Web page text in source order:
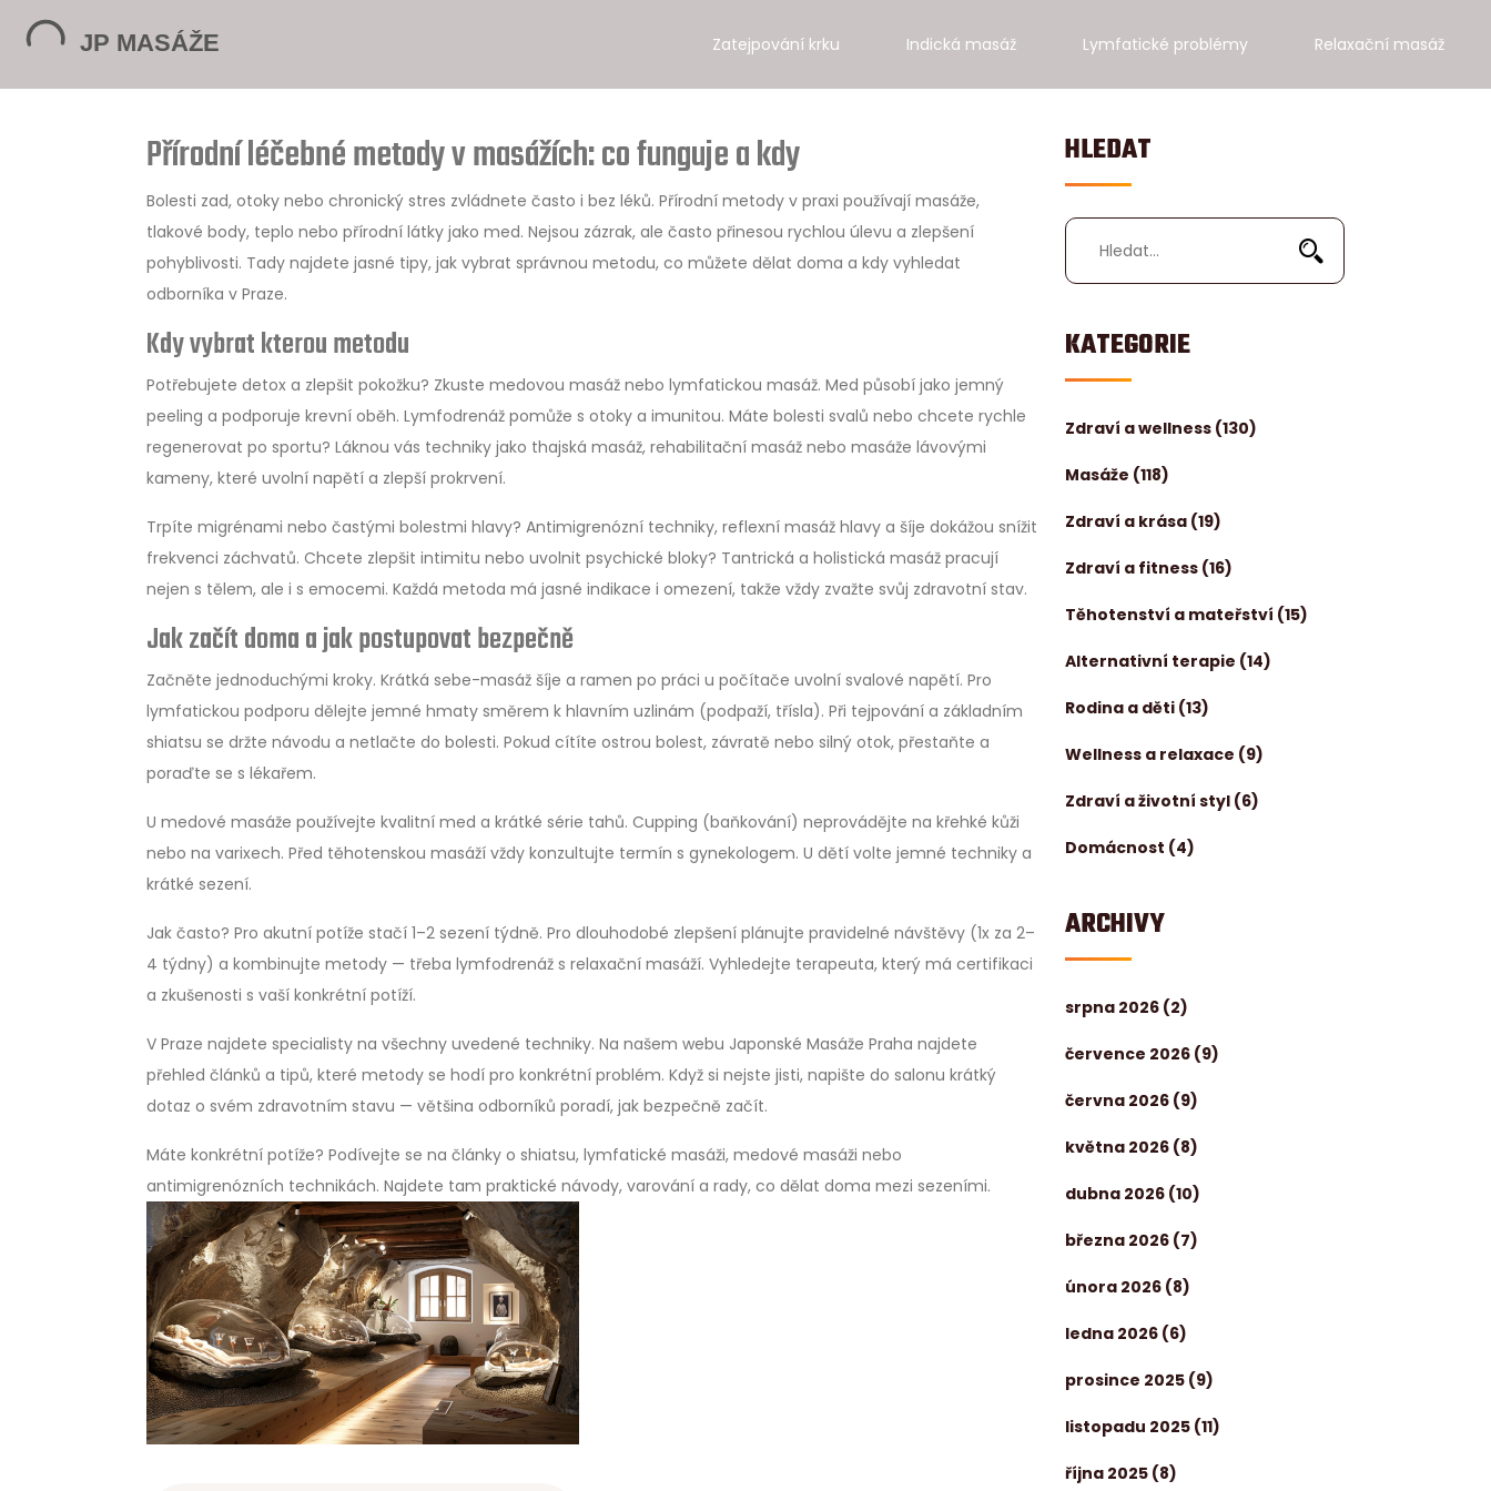
Zatejpování krku Indická masáž Lymfatické problémy Relaxační masáž
HLEDAT
KATEGORIE
Zdraví a wellness (130)
Masáže (118)
Zdraví a krása (19)
Zdraví a fitness (16)
Těhotenství a mateřství (15)
Alternativní terapie (14)
Rodina a děti (13)
Wellness a relaxace (9)
Zdraví a životní styl (6)
Domácnost (4)
ARCHIVY
srpna 2026 (2)
července 2026 (9)
června 2026 (9)
května 2026 (8)
dubna 2026 (10)
března 2026 (7)
února 2026 (8)
ledna 2026 (6)
prosince 2025 (9)
listopadu 2025 (11)
října 2025 (8)
Přírodní léčebné metody v masážích: co funguje a kdy
Bolesti zad, otoky nebo chronický stres zvládnete často i bez léků. Přírodní metody v praxi používají masáže,
tlakové body, teplo nebo přírodní látky jako med. Nejsou zázrak, ale často přinesou rychlou úlevu a zlepšení
pohyblivosti. Tady najdete jasné tipy, jak vybrat správnou metodu, co můžete dělat doma a kdy vyhledat
odborníka v Praze.
Kdy vybrat kterou metodu
Potřebujete detox a zlepšit pokožku? Zkuste medovou masáž nebo lymfatickou masáž. Med působí jako jemný
peeling a podporuje krevní oběh. Lymfodrenáž pomůže s otoky a imunitou. Máte bolesti svalů nebo chcete rychle
regenerovat po sportu? Láknou vás techniky jako thajská masáž, rehabilitační masáž nebo masáže lávovými
kameny, které uvolní napětí a zlepší prokrvení.
Trpíte migrénami nebo častými bolestmi hlavy? Antimigrenózní techniky, reflexní masáž hlavy a šíje dokážou snížit
frekvenci záchvatů. Chcete zlepšit intimitu nebo uvolnit psychické bloky? Tantrická a holistická masáž pracují
nejen s tělem, ale i s emocemi. Každá metoda má jasné indikace i omezení, takže vždy zvažte svůj zdravotní stav.
Jak začít doma a jak postupovat bezpečně
Začněte jednoduchými kroky. Krátká sebe-masáž šíje a ramen po práci u počítače uvolní svalové napětí. Pro
lymfatickou podporu dělejte jemné hmaty směrem k hlavním uzlinám (podpaží, třísla). Při tejpování a základním
shiatsu se držte návodu a netlačte do bolesti. Pokud cítíte ostrou bolest, závratě nebo silný otok, přestaňte a
poraďte se s lékařem.
U medové masáže používejte kvalitní med a krátké série tahů. Cupping (baňkování) neprovádějte na křehké kůži
nebo na varixech. Před těhotenskou masáží vždy konzultujte termín s gynekologem. U dětí volte jemné techniky a
krátké sezení.
Jak často? Pro akutní potíže stačí 1–2 sezení týdně. Pro dlouhodobé zlepšení plánujte pravidelné návštěvy (1x za 2–
4 týdny) a kombinujte metody — třeba lymfodrenáž s relaxační masáží. Vyhledejte terapeuta, který má certifikaci
a zkušenosti s vaší konkrétní potíží.
V Praze najdete specialisty na všechny uvedené techniky. Na našem webu Japonské Masáže Praha najdete
přehled článků a tipů, které metody se hodí pro konkrétní problém. Když si nejste jisti, napište do salonu krátký
dotaz o svém zdravotním stavu — většina odborníků poradí, jak bezpečně začít.
Máte konkrétní potíže? Podívejte se na články o shiatsu, lymfatické masáži, medové masáži nebo
antimigrenózních technikách. Najdete tam praktické návody, varování a rady, co dělat doma mezi sezeními.